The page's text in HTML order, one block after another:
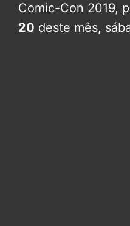
Comic-Con 2019,
20 deste mês,